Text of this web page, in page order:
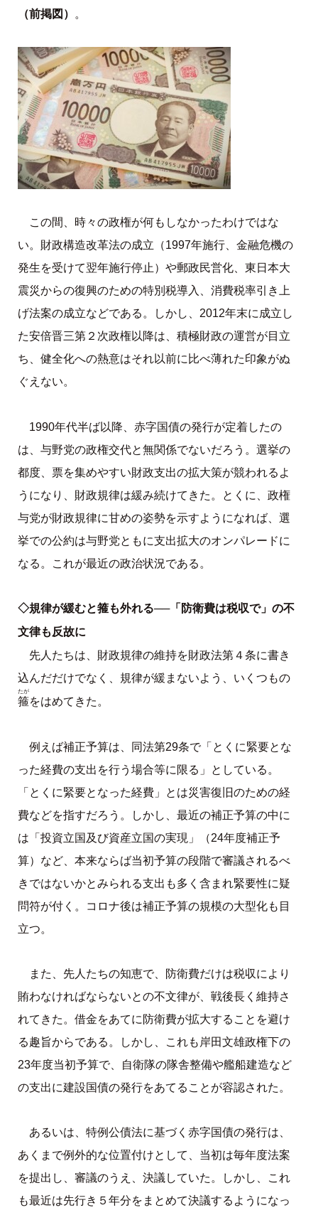
（前掲図） 。
この間、時々の政権が何もしなかったわけではな
い。財政構造改革法の成立（1997年施行、金融危機の
発生を受けて翌年施行停止）や郵政民営化、東日本大
震災からの復興のための特別税導入、消費税率引き上
げ法案の成立などである。しかし、2012年末に成立し
た安倍晋三第２次政権以降は、積極財政の運営が目立
ち、健全化への熱意はそれ以前に比べ薄れた印象がぬ
ぐえない。
1990年代半ば以降、赤字国債の発行が定着したの
は、与野党の政権交代と無関係でないだろう。選挙の
都度、票を集めやすい財政支出の拡大策が競われるよ
うになり、財政規律は緩み続けてきた。とくに、政権
与党が財政規律に甘めの姿勢を示すようになれば、選
挙での公約は与野党ともに支出拡大のオンパレードに
なる。これが最近の政治状況である。
◇規律が緩むと箍も外れる──「防衛費は税収で」の不
文律も反故に
先人たちは、財政規律の維持を財政法第４条に書き
込んだだけでなく、規律が緩まないよう、いくつもの
箍
たが
をはめてきた。
例えば補正予算は、同法第29条で「とくに緊要とな
った経費の支出を行う場合等に限る」としている。
「とくに緊要となった経費」とは災害復旧のための経
費などを指すだろう。しかし、最近の補正予算の中に
は「投資立国及び資産立国の実現」（24年度補正予
算）など、本来ならば当初予算の段階で審議されるべ
きではないかとみられる支出も多く含まれ緊要性に疑
問符が付く。コロナ後は補正予算の規模の大型化も目
立つ。
また、先人たちの知恵で、防衛費だけは税収により
賄わなければならないとの不文律が、戦後長く維持さ
れてきた。借金をあてに防衛費が拡大することを避け
る趣旨からである。しかし、これも岸田文雄政権下の
23年度当初予算で、自衛隊の隊舎整備や艦船建造など
の支出に建設国債の発行をあてることが容認された。
あるいは、特例公債法に基づく赤字国債の発行は、
あくまで例外的な位置付けとして、当初は毎年度法案
を提出し、審議のうえ、決議していた。しかし、これ
も最近は先行き５年分をまとめて決議するようになっ